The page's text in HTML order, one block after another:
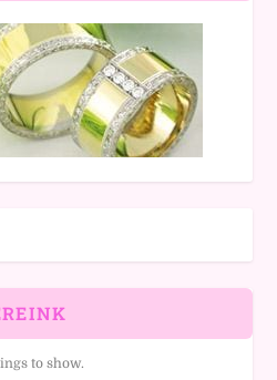
to show.